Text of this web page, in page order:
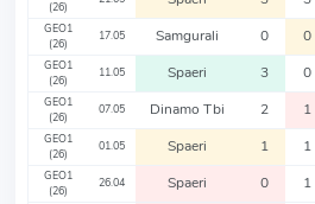
(26)
GEO1
(26)
17.05 Samgurali 0 0
GEO1
(26)
11.05 Spaeri 3 0
GEO1
(26)
07.05 Dinamo Tbi 2 1
GEO1
(26)
01.05 Spaeri 1 1
GEO1
(26)
26.04 Spaeri 0 1